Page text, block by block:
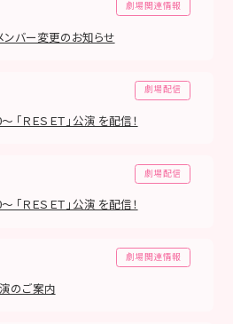
劇場関連情報
ンバー変更のお知らせ
劇場配信
「ＲＥＳＥＴ」公演 を配信！
劇場配信
「ＲＥＳＥＴ」公演 を配信！
劇場関連情報
のご案内